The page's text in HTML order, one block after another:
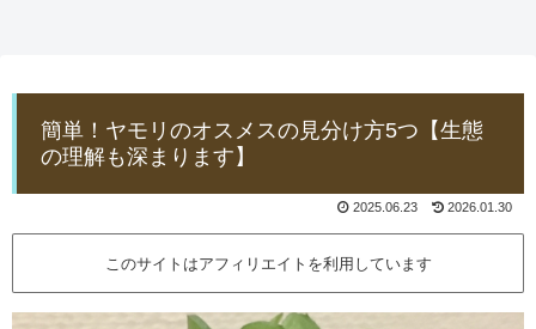
簡単！ヤモリのオスメスの見分け方5つ【生態
の理解も深まります】
2025.06.23 2026.01.30
このサイトはアフィリエイトを利用しています